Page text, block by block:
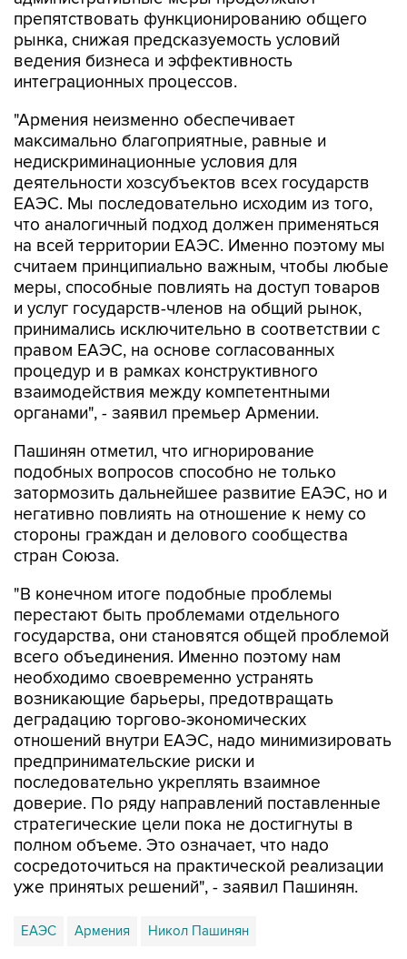
препятствовать функционированию общего
рынка, снижая предсказуемость условий
ведения бизнеса и эффективность
интеграционных процессов.
"Армения неизменно обеспечивает
максимально благоприятные, равные и
недискриминационные условия для
деятельности хозсубъектов всех государств
ЕАЭС. Мы последовательно исходим из того,
что аналогичный подход должен применяться
на всей территории ЕАЭС. Именно поэтому мы
считаем принципиально важным, чтобы любые
меры, способные повлиять на доступ товаров
и услуг государств-членов на общий рынок,
принимались исключительно в соответствии с
правом ЕАЭС, на основе согласованных
процедур и в рамках конструктивного
взаимодействия между компетентными
органами", - заявил премьер Армении.
Пашинян отметил, что игнорирование
подобных вопросов способно не только
затормозить дальнейшее развитие ЕАЭС, но и
негативно повлиять на отношение к нему со
стороны граждан и делового сообщества
стран Союза.
"В конечном итоге подобные проблемы
перестают быть проблемами отдельного
государства, они становятся общей проблемой
всего объединения. Именно поэтому нам
необходимо своевременно устранять
возникающие барьеры, предотвращать
деградацию торгово-экономических
отношений внутри ЕАЭС, надо минимизировать
предпринимательские риски и
последовательно укреплять взаимное
доверие. По ряду направлений поставленные
стратегические цели пока не достигнуты в
полном объеме. Это означает, что надо
сосредоточиться на практической реализации
уже принятых решений", - заявил Пашинян.
ЕАЭС Армения Никол Пашинян